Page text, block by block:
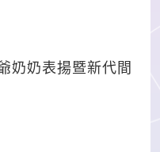
奶奶表揚暨新代間